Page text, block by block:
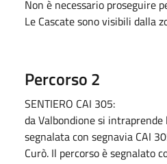
Non è necessario proseguire
Le Cascate sono visibili dalla
Percorso 2
SENTIERO CAI 305:
da Valbondione si
segnalata con segnavia CAI
Curò. Il percorso è segnalato